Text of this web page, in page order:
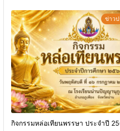
ข่าว
กิจกรรมหล่อเทียนพรรษา ประจำปี